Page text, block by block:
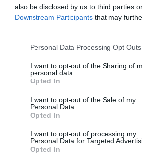
also be disclosed by us to third parties
Downstream Participants that may
Please note that this website/app uses
not limited to your visit or usage
grant or deny consent to Google and its
use your data for below specified
consent section.
Personal Data Processing Opt Outs
I want to opt-out of the Sharing of
personal data.
Opted In
I want to opt-out of the Sale of my
Personal Data.
Opted In
I want to opt-out of processing my
Personal Data for Targeted
Opted In
Éreztem, ahogy a tekintetek
Hanh erőltetett mosollyal mondta:
a férjem főnöke?”
származásod vagy a ruhád mondja
hanem az, ahogy élsz és dolgozol.”
Csend lett. Anyósom halkan
A külső semmit nem ér, ha nincs mellé